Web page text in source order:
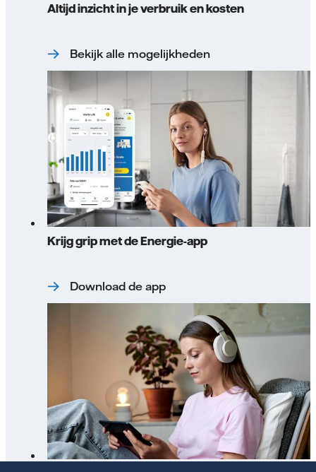
Altijd inzicht in je verbruik en kosten
Bekijk alle mogelijkheden
Krijg grip met de Energie-app
Download de app